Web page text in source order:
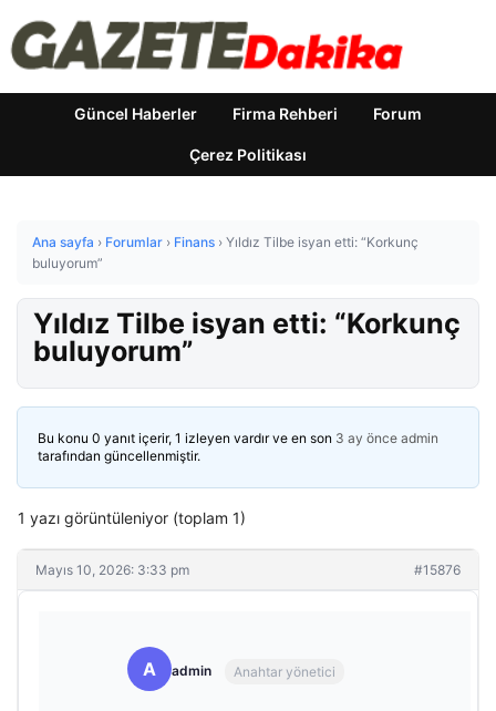
Güncel Haberler Firma Rehberi Forum
Çerez Politikası
Ana sayfa › Forumlar › Finans › Yıldız Tilbe isyan etti: “Korkunç
buluyorum”
Yıldız Tilbe isyan etti: “Korkunç
buluyorum”
Bu konu 0 yanıt içerir, 1 izleyen vardır ve en son 3 ay önce admin
tarafından güncellenmiştir.
1 yazı görüntüleniyor (toplam 1)
Mayıs 10, 2026: 3:33 pm #15876
A admin Anahtar yönetici